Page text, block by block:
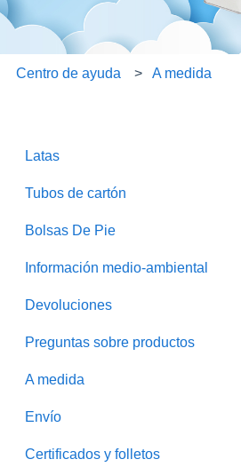
Centro de ayuda A medida
Latas
Tubos de cartón
Bolsas De Pie
Información medio-ambiental
Devoluciones
Preguntas sobre productos
A medida
Envío
Certificados y folletos